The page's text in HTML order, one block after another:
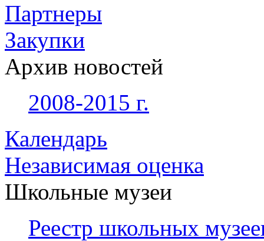
Партнеры
Закупки
Архив новостей
2008-2015 г.
Календарь
Независимая оценка
Школьные музеи
Реестр школьных